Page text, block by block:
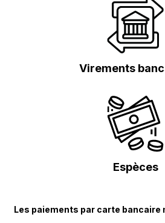
Virements
Espèces
Les paiements par carte bancaire